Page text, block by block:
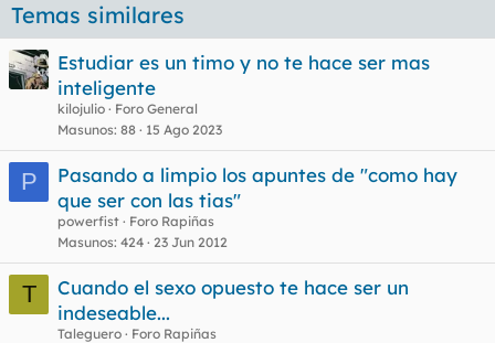
Temas similares
Estudiar es un timo y no te hace ser mas
inteligente
kilojulio
Foro General
Masunos 88 15 Ago 2023
P
Pasando a limpio los apuntes de "como hay
que ser con las tias"
powerfist
Foro Rapiñas
Masunos 424 23 Jun 2012
T
Cuando el sexo opuesto te hace ser un
indeseable...
Taleguero
Foro Rapiñas